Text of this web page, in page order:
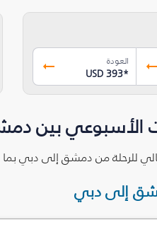
العودة
USD 393*
الأسبوعي بين
للرحلة من دمشق إلى دبي
إلى دبي